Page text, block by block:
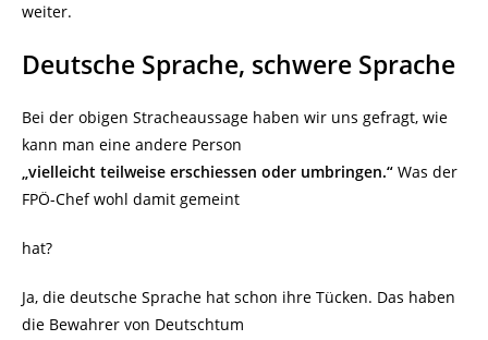
weiter.
Deutsche Sprache, schwere Sprache
Bei der obigen Stracheaussage haben wir uns gefragt, wie
kann man eine andere Person
„vielleicht teilweise erschiessen oder umbringen.“ Was der
FPÖ-Chef wohl damit gemeint
hat?
Ja, die deutsche Sprache hat schon ihre Tücken. Das haben
die Bewahrer von Deutschtum